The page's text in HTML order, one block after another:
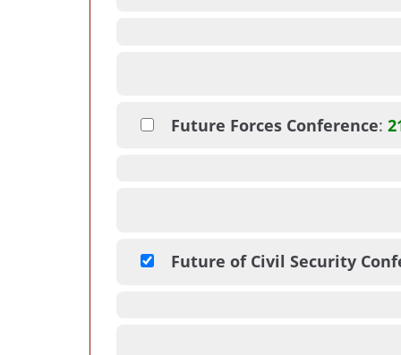
Future Forces Conference:
Future of Civil Security